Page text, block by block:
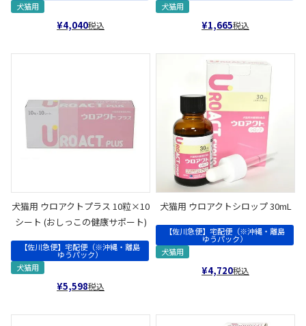
犬猫用
¥4,040税込
犬猫用
¥1,665税込
犬猫用 ウロアクトプラス 10粒×10
シート (おしっこの健康サポート)
【佐川急便】宅配便（※沖縄・離島
ゆうパック）
犬猫用
¥5,598税込
犬猫用 ウロアクトシロップ 30mL
【佐川急便】宅配便（※沖縄・離島
ゆうパック）
犬猫用
¥4,720税込